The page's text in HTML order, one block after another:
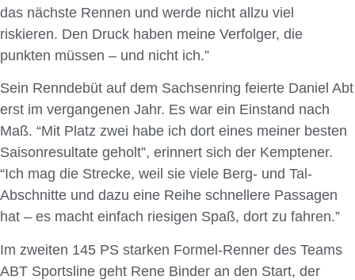
das nächste Rennen und werde nicht allzu viel
riskieren. Den Druck haben meine Verfolger, die
punkten müssen – und nicht ich.”
Sein Renndebüt auf dem Sachsenring feierte Daniel Abt
erst im vergangenen Jahr. Es war ein Einstand nach
Maß. “Mit Platz zwei habe ich dort eines meiner besten
Saisonresultate geholt”, erinnert sich der Kemptener.
“Ich mag die Strecke, weil sie viele Berg- und Tal-
Abschnitte und dazu eine Reihe schnellere Passagen
hat – es macht einfach riesigen Spaß, dort zu fahren.”
Im zweiten 145 PS starken Formel-Renner des Teams
ABT Sportsline geht Rene Binder an den Start, der